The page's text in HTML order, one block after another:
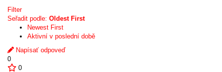
Filter
Seřadit podle: Oldest First
Newest First
Aktivní v poslední době
Napísať odpoveď
0
0